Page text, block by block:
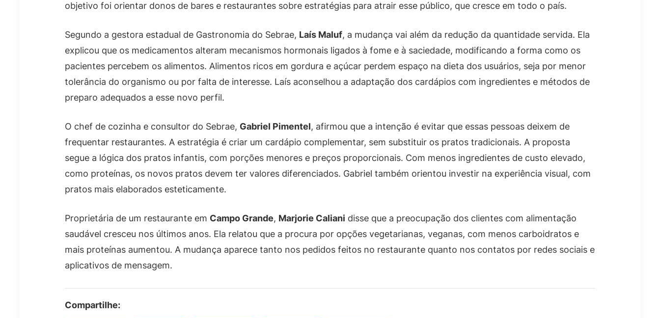
objetivo foi orientar donos de bares e restaurantes sobre estratégias para atrair esse público, que cresce em todo o país.
Segundo a gestora estadual de Gastronomia do Sebrae, Laís Maluf, a mudança vai além da redução da quantidade servida. Ela
explicou que os medicamentos alteram mecanismos hormonais ligados à fome e à saciedade, modificando a forma como os
pacientes percebem os alimentos. Alimentos ricos em gordura e açúcar perdem espaço na dieta dos usuários, seja por menor
tolerância do organismo ou por falta de interesse. Laís aconselhou a adaptação dos cardápios com ingredientes e métodos de
preparo adequados a esse novo perfil.
O chef de cozinha e consultor do Sebrae, Gabriel Pimentel, afirmou que a intenção é evitar que essas pessoas deixem de
frequentar restaurantes. A estratégia é criar um cardápio complementar, sem substituir os pratos tradicionais. A proposta
segue a lógica dos pratos infantis, com porções menores e preços proporcionais. Com menos ingredientes de custo elevado,
como proteínas, os novos pratos devem ter valores diferenciados. Gabriel também orientou investir na experiência visual, com
pratos mais elaborados esteticamente.
Proprietária de um restaurante em Campo Grande, Marjorie Caliani disse que a preocupação dos clientes com alimentação
saudável cresceu nos últimos anos. Ela relatou que a procura por opções vegetarianas, veganas, com menos carboidratos e
mais proteínas aumentou. A mudança aparece tanto nos pedidos feitos no restaurante quanto nos contatos por redes sociais e
aplicativos de mensagem.
Compartilhe: